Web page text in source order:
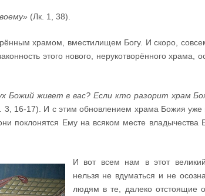
(Лк. 1, 38).
храмом, вместилищем Богу. И скоро,
этого нового, нерукотворённого храма,
Божий живет в вас? Если кто разорит храм
3, 16-17). И с этим обновлением храма Божия уже
поклонятся Ему на всяком месте владычества
И вот всем нам в этот
нельзя не вдуматься и не
людям в те, далеко отстоящие